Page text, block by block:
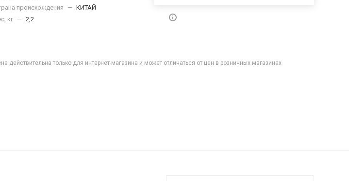
происхождения
— КИТАЙ
кг — 2,2
действительна только для интернет-магазина и может отличаться от цен в розничных магазинах